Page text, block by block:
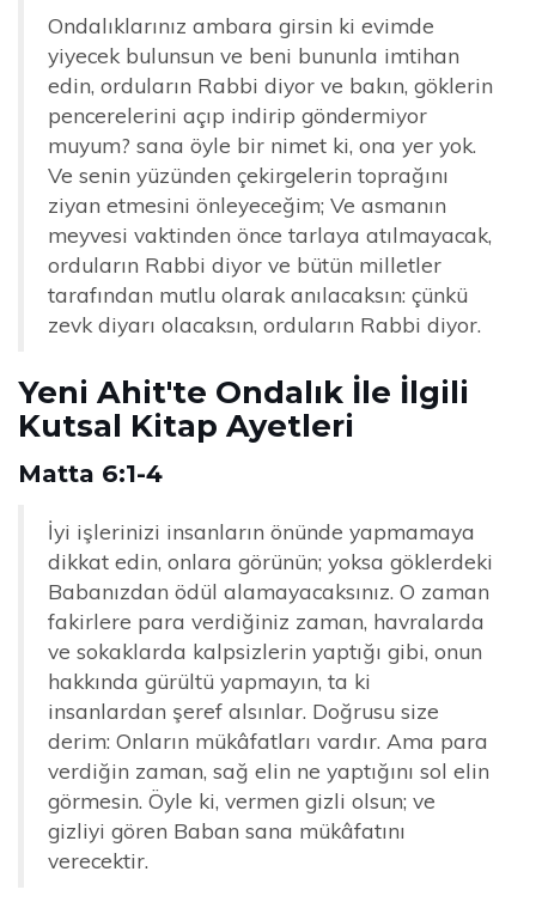
Ondalıklarınız ambara girsin ki evimde
yiyecek bulunsun ve beni bununla imtihan
edin, orduların Rabbi diyor ve bakın, göklerin
pencerelerini açıp indirip göndermiyor
muyum? sana öyle bir nimet ki, ona yer yok.
Ve senin yüzünden çekirgelerin toprağını
ziyan etmesini önleyeceğim; Ve asmanın
meyvesi vaktinden önce tarlaya atılmayacak,
orduların Rabbi diyor ve bütün milletler
tarafından mutlu olarak anılacaksın: çünkü
zevk diyarı olacaksın, orduların Rabbi diyor.
Yeni Ahit'te Ondalık İle İlgili
Kutsal Kitap Ayetleri
Matta 6:1-4
İyi işlerinizi insanların önünde yapmamaya
dikkat edin, onlara görünün; yoksa göklerdeki
Babanızdan ödül alamayacaksınız. O zaman
fakirlere para verdiğiniz zaman, havralarda
ve sokaklarda kalpsizlerin yaptığı gibi, onun
hakkında gürültü yapmayın, ta ki
insanlardan şeref alsınlar. Doğrusu size
derim: Onların mükâfatları vardır. Ama para
verdiğin zaman, sağ elin ne yaptığını sol elin
görmesin. Öyle ki, vermen gizli olsun; ve
gizliyi gören Baban sana mükâfatını
verecektir.